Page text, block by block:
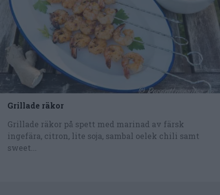
Grillade räkor
Grillade räkor på spett med marinad av färsk
ingefära, citron, lite soja, sambal oelek chili samt
sweet...